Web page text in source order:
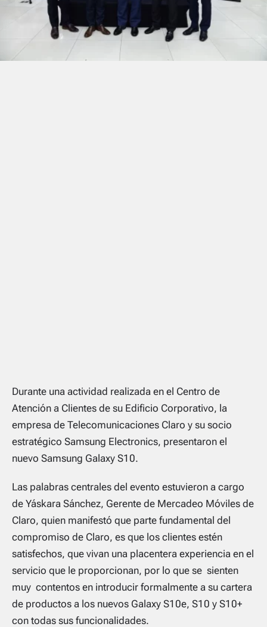
Durante una actividad realizada en el Centro de
Atención a Clientes de su Edificio Corporativo, la
empresa de Telecomunicaciones Claro y su socio
estratégico Samsung Electronics, presentaron el
nuevo Samsung Galaxy S10.
Las palabras centrales del evento estuvieron a cargo
de Yáskara Sánchez, Gerente de Mercadeo Móviles de
Claro, quien manifestó que parte fundamental del
compromiso de Claro, es que los clientes estén
satisfechos, que vivan una placentera experiencia en el
servicio que le proporcionan, por lo que se sienten
muy contentos en introducir formalmente a su cartera
de productos a los nuevos Galaxy S10e, S10 y S10+
con todas sus funcionalidades.